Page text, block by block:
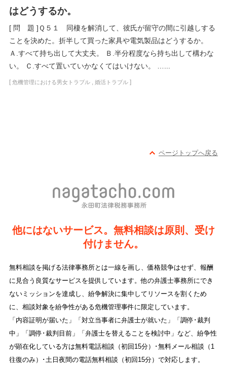
はどうするか。
[ 問 題 ]Ｑ５１ 同棲を解消して、彼氏が留守の間に引越しする
ことを決めた。折半して買った家具や電気製品はどうするか。
Ａ.すべて持ち出して大丈夫。 Ｂ.半分程度なら持ち出して構わな
い。 Ｃ.すべて置いていかなくてはいけない。 …...
[ 危機管理における男女トラブル, 婚活トラブル]
ページトップへ戻る
他にはないサービス。無料相談は原則、受け
付けません。
無料相談を掲げる法律事務所とは一線を画し、価格競争はせず、報酬
に見合う良質なサービスを提供しています。他の弁護士事務所にでき
ないミッションを達成し、紛争解決に集中してリソースを割くため
に、相談対象を紛争性がある危機管理事件に限定しています。
「内容証明が届いた」「対立当事者に弁護士が就いた」「調停･裁判
中」「調停･裁判目前」「弁護士を替えることを検討中」など、紛争性
が顕在化している方は無料電話相談（初回15分）･無料メール相談（1
往復のみ）･土日夜間の電話無料相談（初回15分）で対応します。